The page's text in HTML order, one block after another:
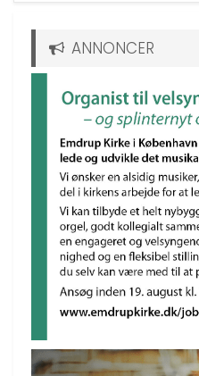
ANNONCER